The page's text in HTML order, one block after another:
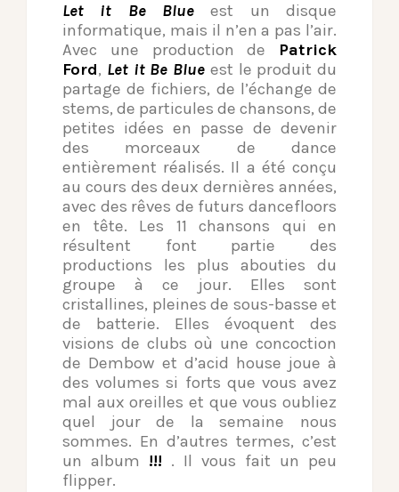
Let it Be Blue est un disque
informatique, mais il n’en a pas l’air.
Avec une production de Patrick
Ford, Let it Be Blue est le produit du
partage de fichiers, de l’échange de
stems, de particules de chansons, de
petites idées en passe de devenir
des morceaux de dance
entièrement réalisés. Il a été conçu
au cours des deux dernières années,
avec des rêves de futurs dancefloors
en tête. Les 11 chansons qui en
résultent font partie des
productions les plus abouties du
groupe à ce jour. Elles sont
cristallines, pleines de sous-basse et
de batterie. Elles évoquent des
visions de clubs où une concoction
de Dembow et d’acid house joue à
des volumes si forts que vous avez
mal aux oreilles et que vous oubliez
quel jour de la semaine nous
sommes. En d’autres termes, c’est
un album !!! . Il vous fait un peu
flipper.